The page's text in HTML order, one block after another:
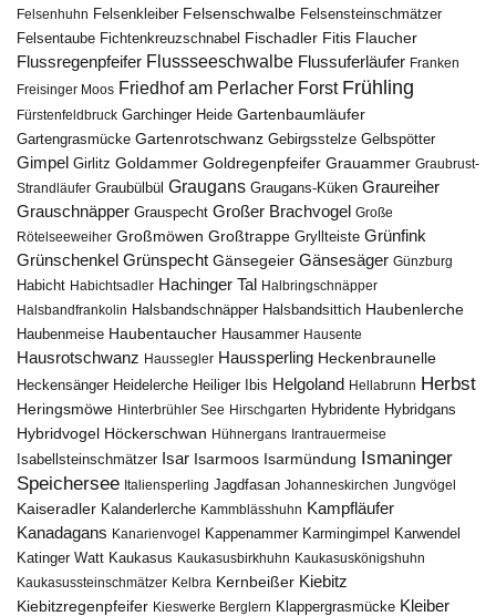
Felsenhuhn Felsenkleiber Felsenschwalbe Felsensteinschmätzer
Felsentaube Fichtenkreuzschnabel Fischadler Fitis Flaucher
Flussregenpfeifer Flussseeschwalbe Flussuferläufer Franken
Freisinger Moos Friedhof am Perlacher Forst Frühling
Fürstenfeldbruck Garchinger Heide Gartenbaumläufer
Gartengrasmücke Gartenrotschwanz Gebirgsstelze Gelbspötter
Gimpel Girlitz Goldammer Goldregenpfeifer Grauammer Graubrust-
Strandläufer Graubülbül Graugans Graugans-Küken Graureiher
Grauschnäpper Grauspecht Großer Brachvogel Große
Rötelseeweiher Großmöwen Großtrappe Gryllteiste Grünfink
Grünschenkel Grünspecht Gänsegeier Gänsesäger Günzburg
Habicht Habichtsadler Hachinger Tal Halbringschnäpper
Halsbandfrankolin Halsbandschnäpper Halsbandsittich Haubenlerche
Haubenmeise Haubentaucher Hausammer Hausente
Hausrotschwanz Haussegler Haussperling Heckenbraunelle
Heckensänger Heidelerche Heiliger Ibis Helgoland Hellabrunn Herbst
Heringsmöwe Hinterbrühler See Hirschgarten Hybridente Hybridgans
Hybridvogel Höckerschwan Hühnergans Irantrauermeise
Isabellsteinschmätzer Isar Isarmoos Isarmündung Ismaninger
Speichersee Italiensperling Jagdfasan Johanneskirchen Jungvögel
Kaiseradler Kalanderlerche Kammblässhuhn Kampfläufer
Kanadagans Kanarienvogel Kappenammer Karmingimpel Karwendel
Katinger Watt Kaukasus Kaukasusbirkhuhn Kaukasuskönigshuhn
Kaukasussteinschmätzer Kelbra Kernbeißer Kiebitz
Kiebitzregenpfeifer Kieswerke Berglern Klappergrasmücke Kleiber